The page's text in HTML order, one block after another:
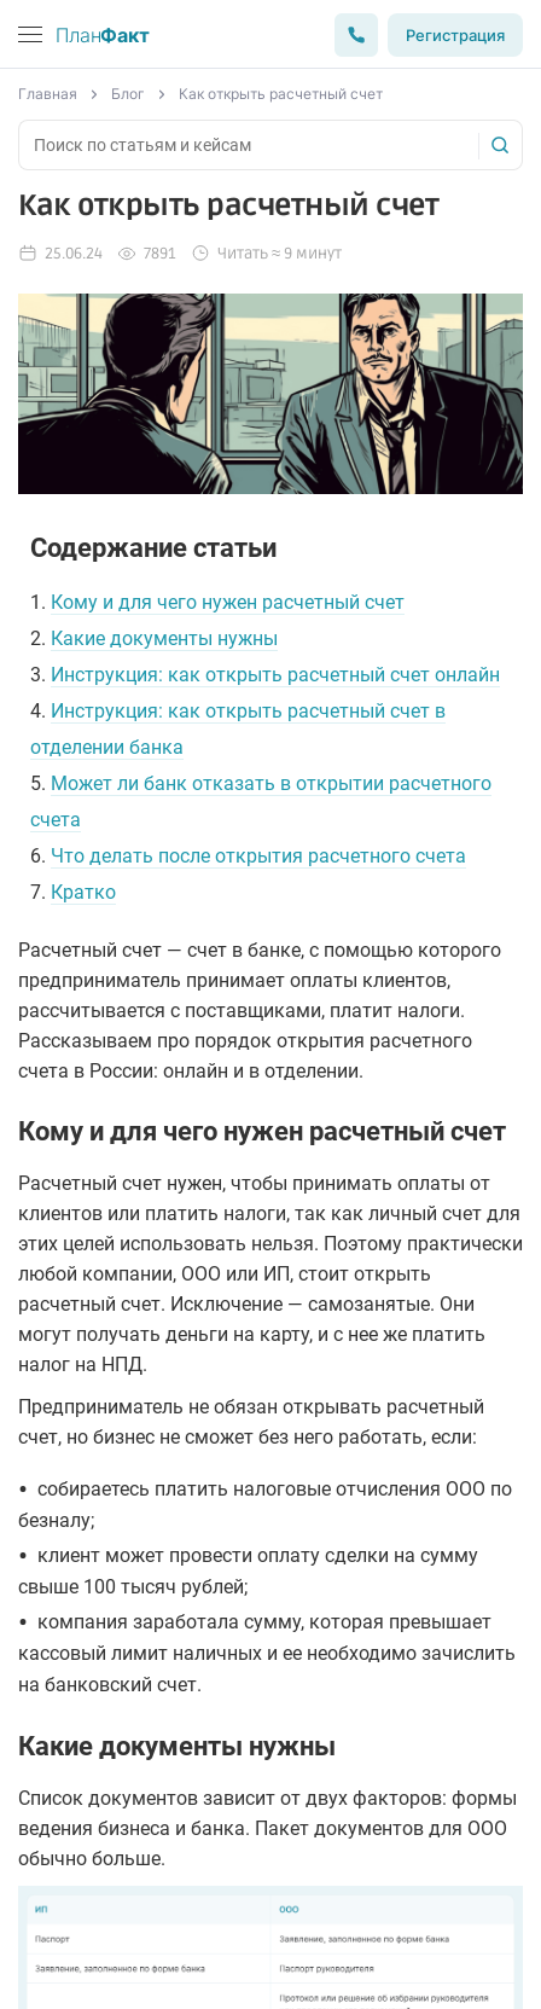
ПланФакт Регистрация
Главная Блог Как открыть расчетный счет
Как открыть расчетный счет
25.06.24 7891 Читать ≈ 9 минут
Содержание статьи
1. Кому и для чего нужен расчетный счет
2. Какие документы нужны
3. Инструкция: как открыть расчетный счет онлайн
4. Инструкция: как открыть расчетный счет в
отделении банка
5. Может ли банк отказать в открытии расчетного
счета
6. Что делать после открытия расчетного счета
7. Кратко
Расчетный счет — счет в банке, с помощью которого
предприниматель принимает оплаты клиентов,
рассчитывается с поставщиками, платит налоги.
Рассказываем про порядок открытия расчетного
счета в России: онлайн и в отделении.
Кому и для чего нужен расчетный счет
Расчетный счет нужен, чтобы принимать оплаты от
клиентов или платить налоги, так как личный счет для
этих целей использовать нельзя. Поэтому практически
любой компании, ООО или ИП, стоит открыть
расчетный счет. Исключение — самозанятые. Они
могут получать деньги на карту, и с нее же платить
налог на НПД.
Предприниматель не обязан открывать расчетный
счет, но бизнес не сможет без него работать, если:
• собираетесь платить налоговые отчисления ООО по
безналу;
• клиент может провести оплату сделки на сумму
свыше 100 тысяч рублей;
• компания заработала сумму, которая превышает
кассовый лимит наличных и ее необходимо зачислить
на банковский счет.
Какие документы нужны
Список документов зависит от двух факторов: формы
ведения бизнеса и банка. Пакет документов для ООО
обычно больше.